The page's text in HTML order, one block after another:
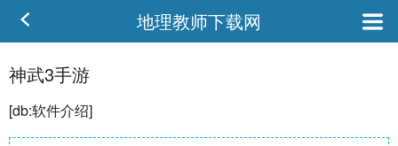
地理教师下载网
神武3手游
[db:软件介绍]